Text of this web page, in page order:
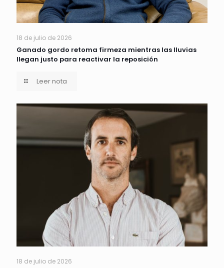
18 de julio de 2026
Ganado gordo retoma firmeza mientras las lluvias
llegan justo para reactivar la reposición
Leer nota
18 de julio de 2026